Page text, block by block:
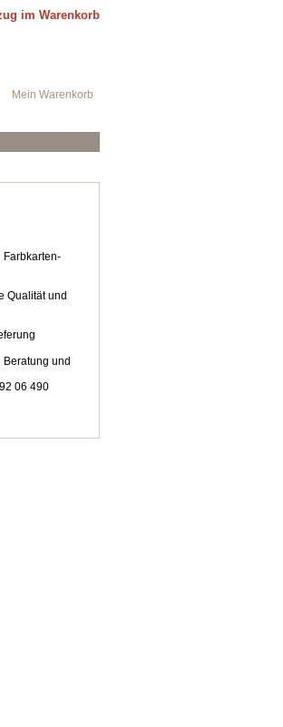
im Warenkorb
Mein Warenkorb
Farbkarten-
Qualität und
Beratung und
06 490